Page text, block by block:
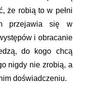
że robią to w pełni
przejawia się w
i obracanie
do kogo chcą
nigdy nie zrobią, a
doświadczeniu.